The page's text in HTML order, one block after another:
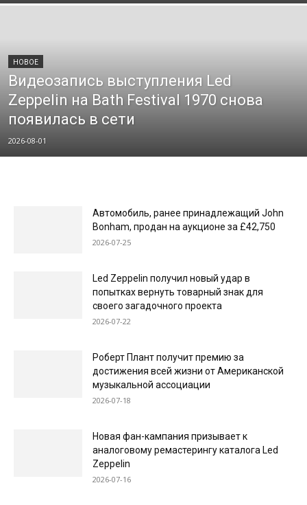
НОВОE
Видеозапись выступления Led
Zeppelin на Bath Festival 1970 снова
появилась в сети
2026-08-01
Автомобиль, ранее принадлежащий John
Bonham, продан на аукционе за £42,750
2026-07-25
Led Zeppelin получил новый удар в
попытках вернуть товарный знак для
своего загадочного проекта
2026-07-22
Роберт Плант получит премию за
достижения всей жизни от Американской
музыкальной ассоциации
2026-07-18
Новая фан-кампания призывает к
аналоговому ремастерингу каталога Led
Zeppelin
2026-07-16